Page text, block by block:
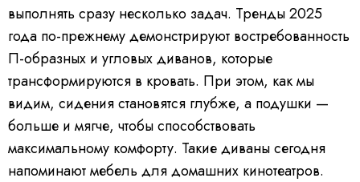
выполнять сразу несколько задач. Тренды 2025
года по-прежнему демонстрируют востребованность
П-образных и угловых диванов, которые
трансформируются в кровать. При этом, как мы
видим, сидения становятся глубже, а подушки —
больше и мягче, чтобы способствовать
максимальному комфорту. Такие диваны сегодня
напоминают мебель для домашних кинотеатров.